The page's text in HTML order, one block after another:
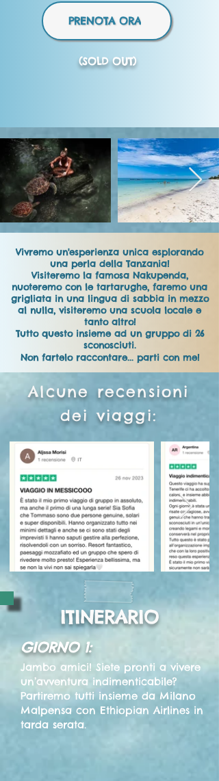
(SOLD OUT)
PRENOTA ORA
Vivremo un'esperienza unica esplorando
una perla della Tanzania!
Visiteremo la famosa Nakupenda,
nuoteremo con le tartarughe, faremo una
grigliata in una lingua di sabbia in mezzo
al nulla, visiteremo una scuola locale e
tanto altro!
Tutto questo insieme ad un gruppo di 26
sconosciuti.
Non fartelo raccontare... parti con me!
Alcune recensioni
dei viaggi:
ITINERARIO
GIORNO 1:
Jambo amici! Siete pronti a vivere
un’avventura indimenticabile?
Partiremo tutti insieme da Milano
Malpensa con Ethiopian Airlines in
tarda serata.